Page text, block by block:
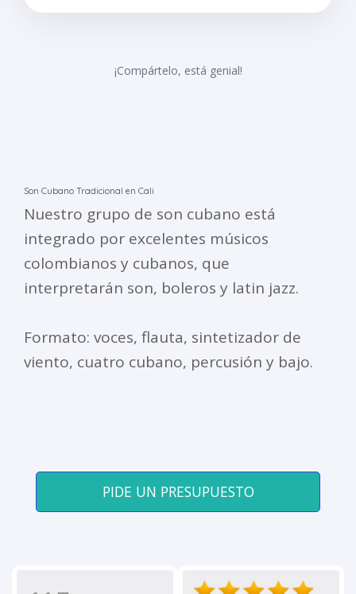
¡Compártelo, está genial!
Son Cubano Tradicional en Cali
Nuestro grupo de son cubano está
integrado por excelentes músicos
colombianos y cubanos, que
interpretarán son, boleros y latin jazz.
Formato: voces, flauta, sintetizador de
viento, cuatro cubano, percusión y bajo.
PIDE UN PRESUPUESTO